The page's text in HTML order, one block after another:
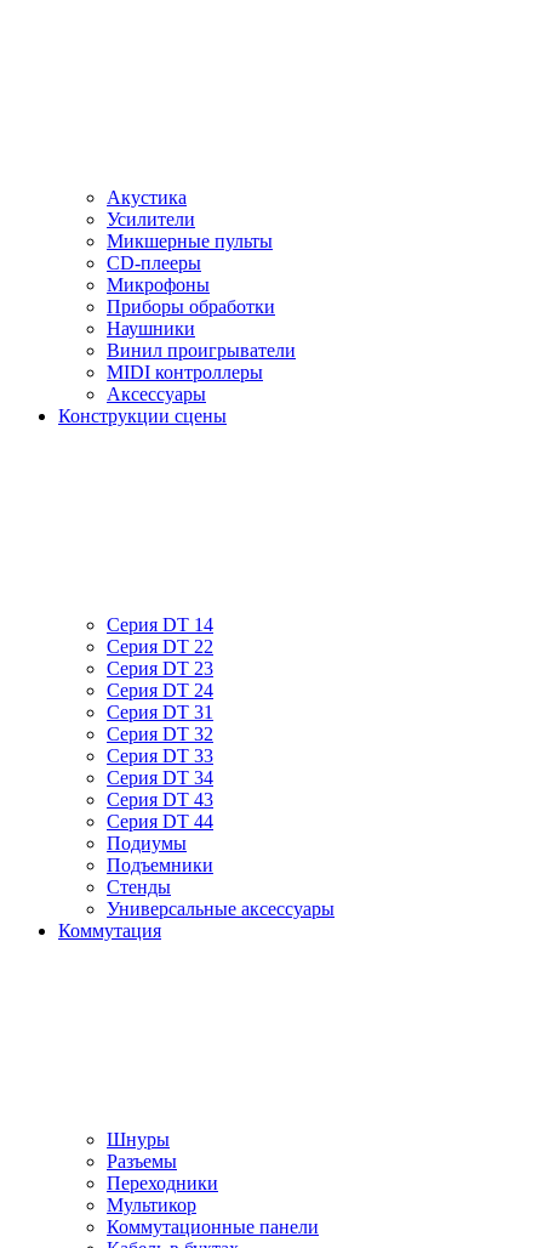
Акустика
Усилители
Микшерные пульты
CD-плееры
Микрофоны
Приборы обработки
Наушники
Винил проигрыватели
MIDI контроллеры
Аксессуары
Конструкции сцены
Серия DT 14
Серия DT 22
Серия DT 23
Серия DT 24
Серия DT 31
Серия DT 32
Серия DT 33
Серия DT 34
Серия DT 43
Серия DT 44
Подиумы
Подъемники
Стенды
Универсальные аксессуары
Коммутация
Шнуры
Разъемы
Переходники
Мультикор
Коммутационные панели